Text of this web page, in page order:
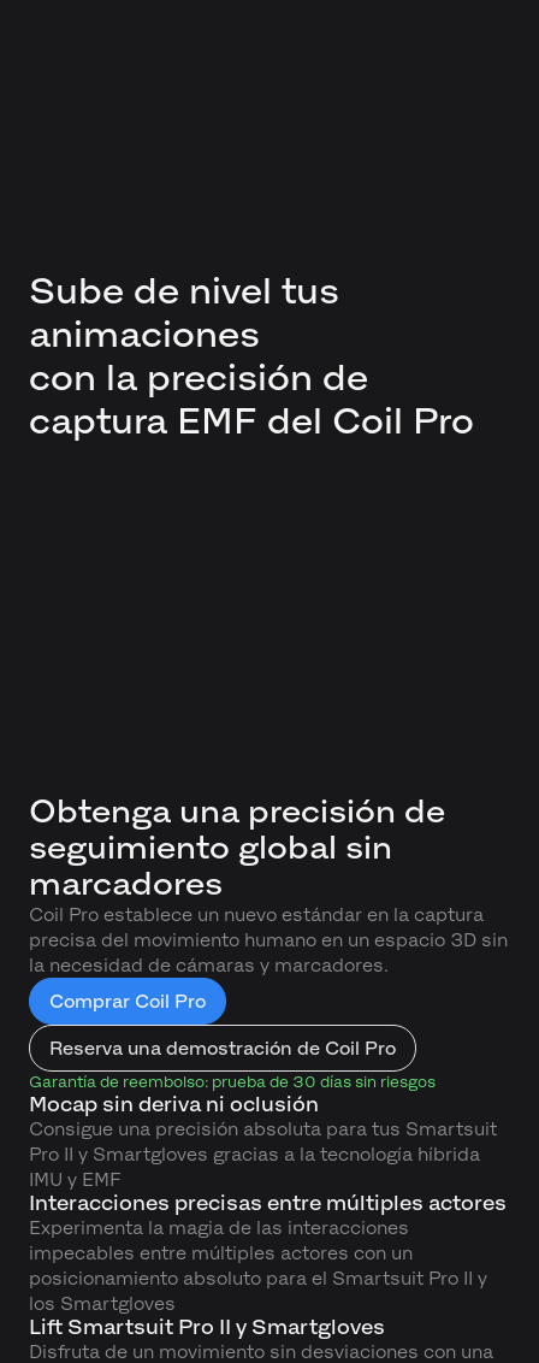
Sube de nivel tus
animaciones
con la precisión de
captura EMF del Coil Pro
Obtenga una precisión de
seguimiento global sin
marcadores
Coil Pro establece un nuevo estándar en la captura
precisa del movimiento humano en un espacio 3D sin
la necesidad de cámaras y marcadores.
Comprar Coil Pro
Reserva una demostración de Coil Pro
Garantía de reembolso: prueba de 30 días sin riesgos
Mocap sin deriva ni oclusión
Consigue una precisión absoluta para tus Smartsuit
Pro II y Smartgloves gracias a la tecnología híbrida
IMU y EMF
Interacciones precisas entre múltiples actores
Experimenta la magia de las interacciones
impecables entre múltiples actores con un
posicionamiento absoluto para el Smartsuit Pro II y
los Smartgloves
Lift Smartsuit Pro II y Smartgloves
Disfruta de un movimiento sin desviaciones con una